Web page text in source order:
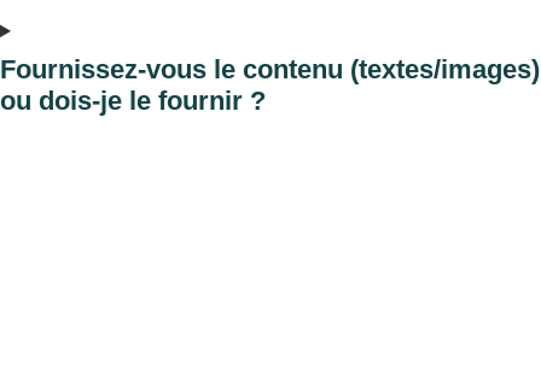
Fournissez-vous le contenu (textes/images)
ou dois-je le fournir ?